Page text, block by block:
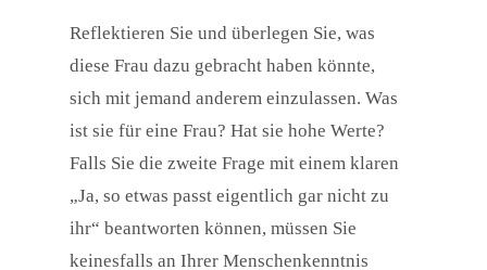
Reflektieren Sie und überlegen Sie, was
diese Frau dazu gebracht haben könnte,
sich mit jemand anderem einzulassen. Was
ist sie für eine Frau? Hat sie hohe Werte?
Falls Sie die zweite Frage mit einem klaren
„Ja, so etwas passt eigentlich gar nicht zu
ihr“ beantworten können, müssen Sie
keinesfalls an Ihrer Menschenkenntnis